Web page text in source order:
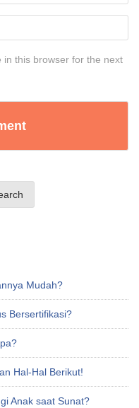
in this browser for the next
Mudah?
Bersertifikasi?
Hal-Hal Berikut!
Anak saat Sunat?